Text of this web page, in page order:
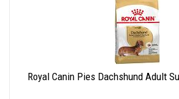
Royal Canin Pies Dachshund Adult